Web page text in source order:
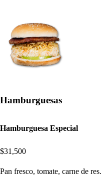
Hamburguesas
Hamburguesa Especial
$31,500
Pan fresco, tomate, carne de